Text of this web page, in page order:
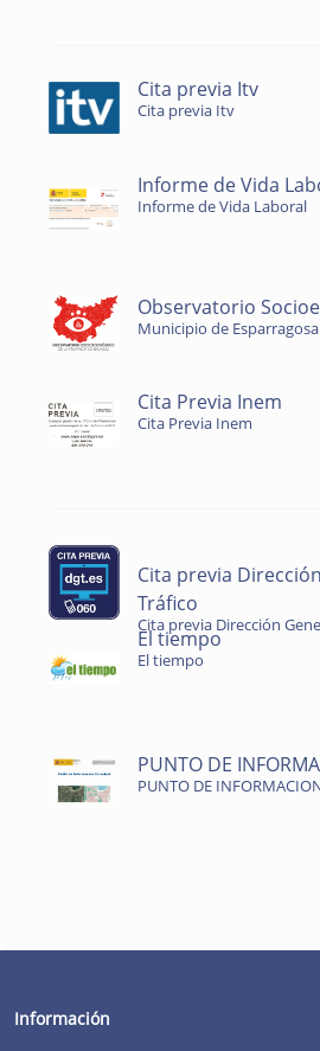
Cita previa Itv
Cita previa Itv
Informe de Vida
Informe de Vida Laboral
Observatorio
Municipio de
Cita Previa Inem
Cita Previa Inem
Cita previa
Tráfico
Cita previa Dirección
El tiempo
El tiempo
PUNTO DE
PUNTO DE INFORMACION
Información